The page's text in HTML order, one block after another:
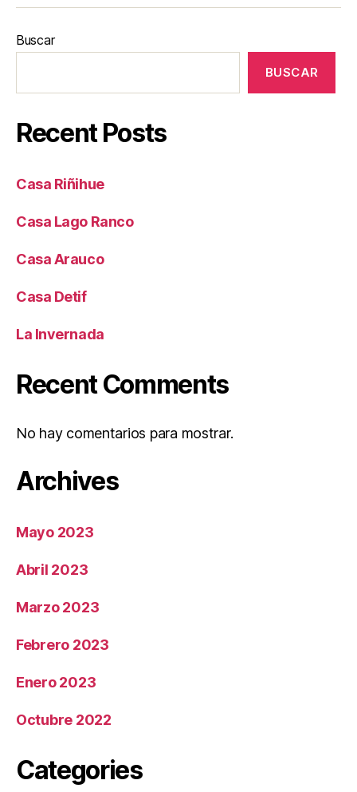
Buscar
BUSCAR
Recent Posts
Casa Riñihue
Casa Lago Ranco
Casa Arauco
Casa Detif
La Invernada
Recent Comments
No hay comentarios para mostrar.
Archives
Mayo 2023
Abril 2023
Marzo 2023
Febrero 2023
Enero 2023
Octubre 2022
Categories